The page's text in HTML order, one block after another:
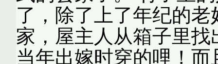
了，除了上了年纪的
家，屋主人从箱子里
当年出嫁时穿的哩！